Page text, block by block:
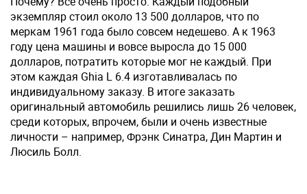
экземпляр стоил около 13 500 долларов, что по
меркам 1961 года было совсем недешево. А к 1963
году цена машины и вовсе выросла до 15 000
долларов, потратить которые мог не каждый. При
этом каждая Ghia L 6.4 изготавливалась по
индивидуальному заказу. В итоге заказать
оригинальный автомобиль решились лишь 26 человек,
среди которых, впрочем, были и очень известные
личности – например, Фрэнк Синатра, Дин Мартин и
Люсиль Болл.